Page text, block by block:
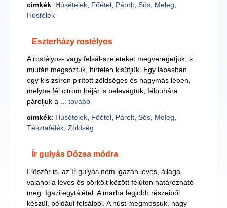
cimkék: Húsételek, Főétel, Párolt, Sós, Meleg
Húsfélék
Eszterházy rostélyos
A rostélyos- vagy felsál-szeleteket megveregetjük, s
miután megsóztuk, hirtelen kisütjük. Egy lábasban
egy kis zsíron pirított zöldséges és hagymás lében,
melybe fél citrom héját is belevágtuk, félpuhára
pároljuk a ... tovább
cimkék: Húsételek, Főétel, Párolt, Sós, Meleg
Tésztafélék, Zöldség
Ír gulyás Dózsa módra
Először is, az ír gulyás nem igazán leves, állaga
valahol a leves és pörkölt között félúton határozható
meg. Igazi egytálétel. A marha legjobb részeiből
készül, például felsálból. A húst megmossuk, nagy